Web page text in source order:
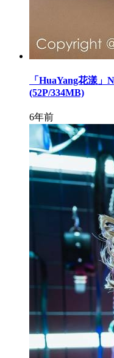
「HuaYang花漾」
(52P/334MB)
6年前